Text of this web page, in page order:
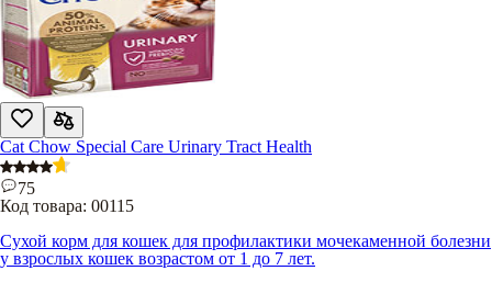
Cat Chow Special Care Urinary Tract Health
75
Код товара: 00115
Сухой корм для кошек для профилактики мочекаменной болезни
у взрослых кошек возрастом от 1 до 7 лет.